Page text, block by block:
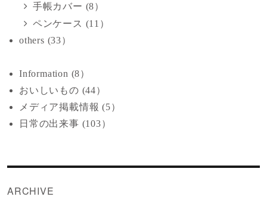
手帳カバー (8）
ペンケース (11）
others (33）
Information (8）
おいしいもの (44）
メディア掲載情報 (5）
日常の出来事 (103）
ARCHIVE